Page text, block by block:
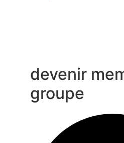
devenir
groupe